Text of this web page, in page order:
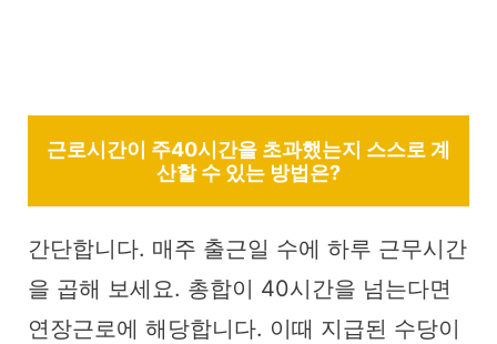
근로시간이 주40시간을 초과했는지 스스로 계
산할 수 있는 방법은?
간단합니다. 매주 출근일 수에 하루 근무시간
을 곱해 보세요. 총합이 40시간을 넘는다면
연장근로에 해당합니다. 이때 지급된 수당이